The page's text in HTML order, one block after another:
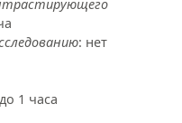
: нет
1 часа